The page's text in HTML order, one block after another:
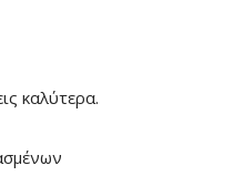
καλύτερα.